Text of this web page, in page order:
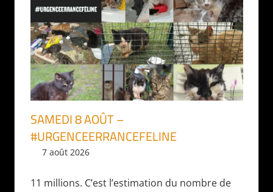
SAMEDI 8 AOÛT –
#URGENCEERRANCEFELINE
7 août 2026
11 millions. C’est l’estimation du nombre de